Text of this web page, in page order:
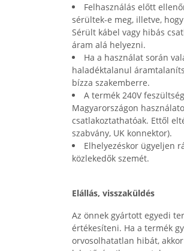
Felhasználás előtt
sérültek-e meg, illetve,
Sérült kábel vagy hibás
áram alá helyezni.
Ha a használat során
haladéktalanul
bízza szakemberre.
A termék 240V
Magyarországon
csatlakoztathatóak. Ettől
szabvány, UK konnektor).
Elhelyezéskor ügyeljen
közlekedők szemét.
Elállás, visszaküldés
Az önnek gyártott egyedi
értékesíteni. Ha a termék
orvosolhatatlan hibát,